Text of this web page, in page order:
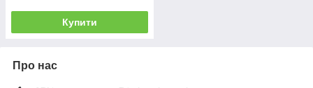
Купити
Про нас